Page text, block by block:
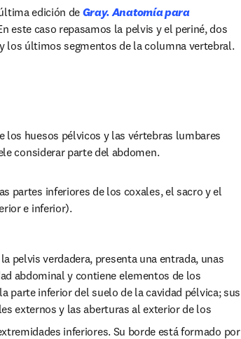
edición de Gray. Anatomía para
este caso repasamos la pelvis y el periné, dos
los últimos segmentos de la columna vertebral.
los huesos pélvicos y las vértebras lumbares
considerar parte del abdomen.
partes inferiores de los coxales, el sacro y el
e inferior).
pelvis verdadera, presenta una entrada, unas
abdominal y contiene elementos de los
parte inferior del suelo de la cavidad pélvica; sus
externos y las aberturas al exterior de los
inferiores. Su borde está formado por